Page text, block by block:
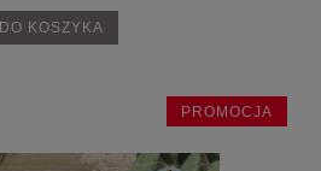
DO KOSZYKA
PROMOCJA